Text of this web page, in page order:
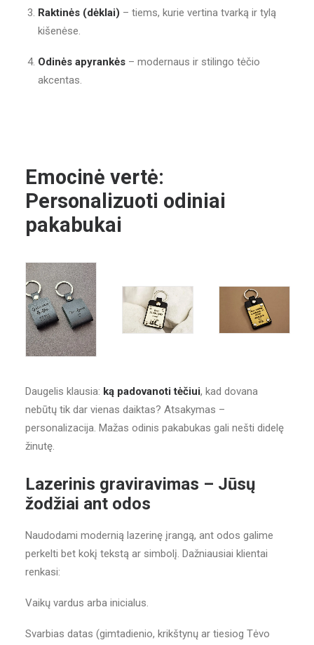
Raktinės (dėklai) – tiems, kurie vertina tvarką ir tylą
kišenėse.
Odinės apyrankės – modernaus ir stilingo tėčio
akcentas.
Emocinė vertė:
Personalizuoti odiniai
pakabukai
Daugelis klausia: ką padovanoti tėčiui, kad dovana
nebūtų tik dar vienas daiktas? Atsakymas –
personalizacija. Mažas odinis pakabukas gali nešti didelę
žinutę.
Lazerinis graviravimas – Jūsų
žodžiai ant odos
Naudodami modernią lazerinę įrangą, ant odos galime
perkelti bet kokį tekstą ar simbolį. Dažniausiai klientai
renkasi:
Vaikų vardus arba inicialus.
Svarbias datas (gimtadienio, krikštynų ar tiesiog Tėvo